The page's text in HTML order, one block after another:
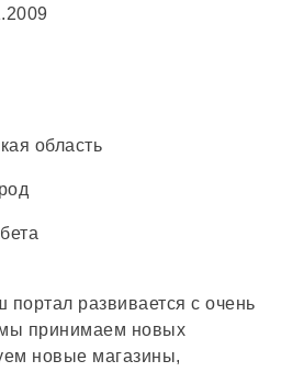
область
портал развивается с очень
принимаем новых
новые магазины,